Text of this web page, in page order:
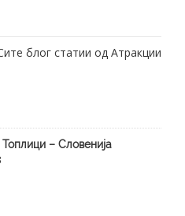
блог статии од Атракции
– Словенија